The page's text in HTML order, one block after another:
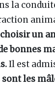
la
choisir un
bonnes
Il est
les